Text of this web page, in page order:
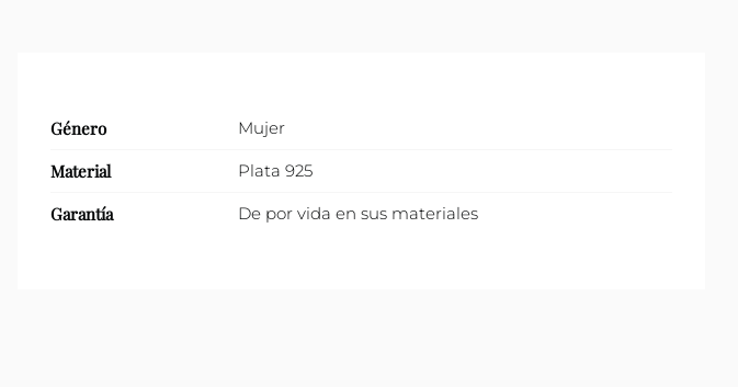
Género Mujer
Material Plata 925
Garantía De por vida en sus materiales